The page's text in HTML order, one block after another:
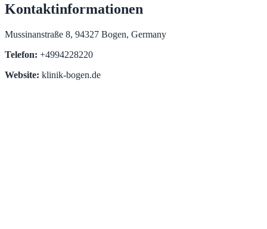
Kontaktinformationen
Mussinanstraße 8, 94327 Bogen, Germany
Telefon: +4994228220
Website: klinik-bogen.de